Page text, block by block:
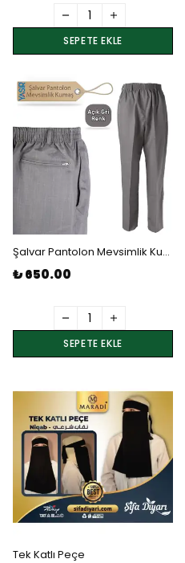
SEPETE EKLE
Şalvar Pantolon Mevsimlik Kumaş - Açık Gri 1 Numara Beden
₺ 650.00
SEPETE EKLE
Tek Katlı Peçe